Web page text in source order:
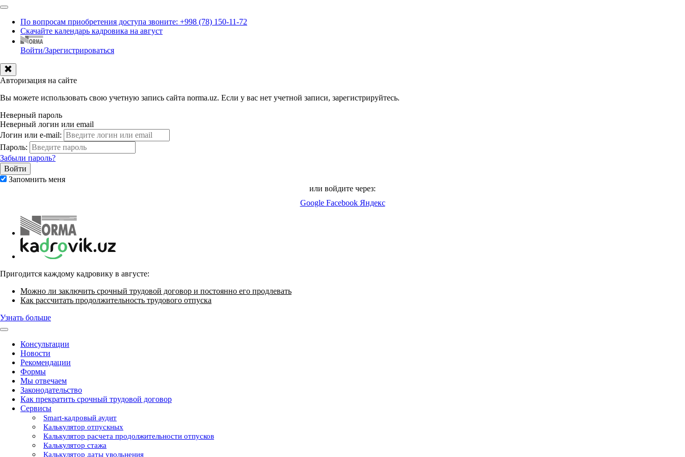
По вопросам приобретения доступа звоните: +998 (78) 150-11-72
Скачайте календарь кадровика на август
Войти/Зарегистрироваться
Авторизация на сайте
Вы можете использовать свою учетную запись сайта norma.uz. Если у вас нет учетной записи, зарегистрируйтесь.
Неверный пароль
Неверный логин или email
Логин или e-mail:
Пароль:
Забыли пароль?
Запомнить меня
или войдите через:
Google Facebook Яндекс
Пригодится каждому кадровику в августе:
Можно ли заключить срочный трудовой договор и постоянно его продлевать
Как рассчитать продолжительность трудового отпуска
Узнать больше
Консультации
Новости
Рекомендации
Формы
Мы отвечаем
Законодательство
Как прекратить срочный трудовой договор
Сервисы
Smart-кадровый аудит
Калькулятор отпускных
Калькулятор расчета продолжительности отпусков
Калькулятор стажа
Калькулятор даты увольнения